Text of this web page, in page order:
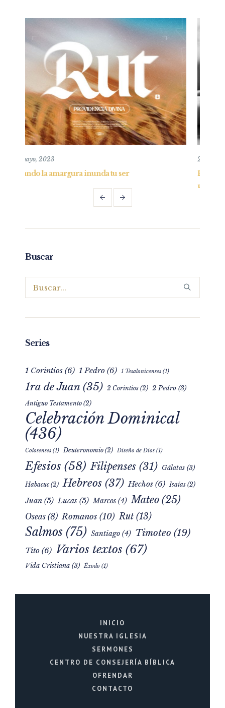
Entendiendo y practicando el perdón
1 Corintios(6) 1 Pedro
1ra de Juan (35)
Antiguo Testamento(2)
Celebración Dominical
(436)
Colosenses Deuteronomio(2) Diseño de Dios (1)
Efesios (58) Filipenses (31) Gálatas (3)
Habacuc (2) Hebreos (37) Hechos (6) Isaías
Juan (5) Lucas Marcos (4) Mateo
Oseas(8) Romanos (10) Rut (13)
Salmos(75) Santiago(4) Timoteo
Tito (6) Varios textos
INICIO
NUESTRA IGLESIA
SERMONES
CENTRO DE CONSEJERÍA BÍBLICA
OFRENDAR